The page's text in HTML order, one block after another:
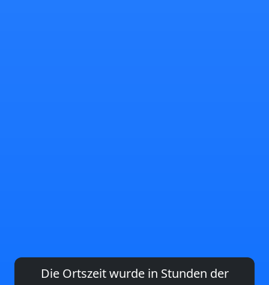
Die Ortszeit wurde in Stunden der